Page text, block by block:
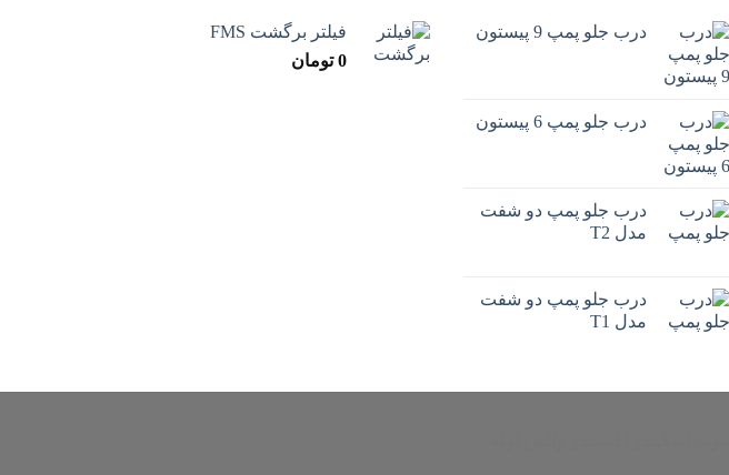
درب جلو پمپ 9 پیستون
درب جلو پمپ 6 پیستون
درب جلو پمپ دو شفت
مدل T2
درب جلو پمپ دو شفت
مدل T1
فیلتر برگشت FMS
0 تومان